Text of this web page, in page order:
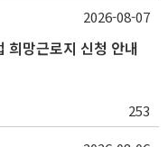
희망근로지 신청 안내
253
2026-08-07